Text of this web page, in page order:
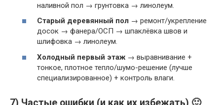
наливной пол → грунтовка → линолеум.
Старый деревянный пол → ремонт/укрепление
досок → фанера/ОСП → шпаклёвка швов и
шлифовка → линолеум.
Холодный первый этаж → выравнивание +
тонкое, плотное тепло/шумо-решение (лучше
специализированное) + контроль влаги.